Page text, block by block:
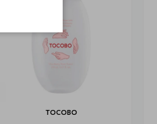
TOCOBO